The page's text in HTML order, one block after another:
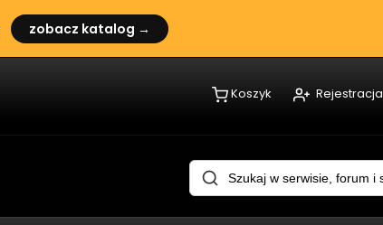
zobacz katalog →
Koszyk Rejestracja